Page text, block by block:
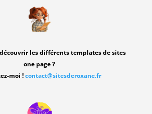
les différents templates de sites
one page ?
moi !contact@sitesderoxane.fr